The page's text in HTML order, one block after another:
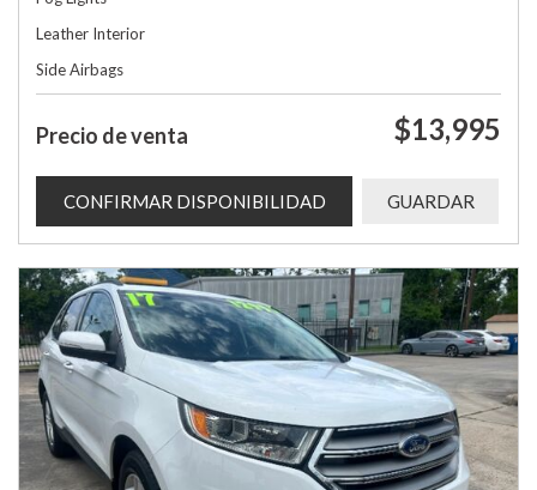
Leather Interior
Side Airbags
Precio de venta $13,995
CONFIRMAR DISPONIBILIDAD GUARDAR